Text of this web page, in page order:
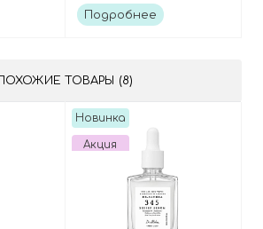
01
BY Linen, Kill Cover High
Подробнее
ТОВАРЫ (8)
Новинка
Акция